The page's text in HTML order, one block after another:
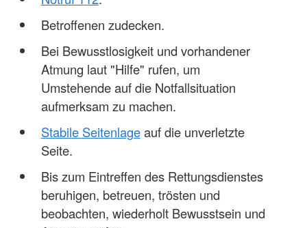
Betroffenen zudecken.
Bei Bewusstlosigkeit und vorhandener
Atmung laut "Hilfe" rufen, um
Umstehende auf die Notfallsituation
aufmerksam zu machen.
Stabile Seitenlageauf die unverletzte
Seite.
Bis zum Eintreffen des Rettungsdienstes
beruhigen, betreuen, trösten und
beobachten, wiederholt Bewusstsein und